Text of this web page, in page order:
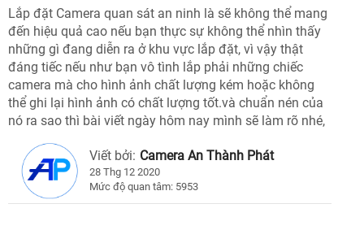
Lắp đặt Camera quan sát an ninh là sẽ không thể mang
đến hiệu quả cao nếu bạn thực sự không thể nhìn thấy
những gì đang diễn ra ở khu vực lắp đặt, vì vậy thật
đáng tiếc nếu như bạn vô tình lắp phải những chiếc
camera mà cho hình ảnh chất lượng kém hoặc không
thể ghi lại hình ảnh có chất lượng tốt.và chuẩn nén của
nó ra sao thì bài viết ngày hôm nay mình sẽ làm rõ nhé,
Viết bởi: Camera An Thành Phát
28 Thg 12 2020
Mức độ quan tâm: 5953